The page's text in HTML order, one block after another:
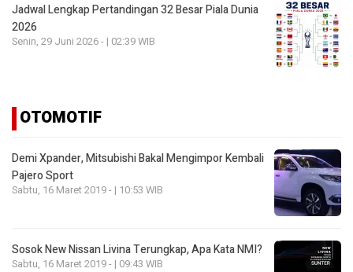
Jadwal Lengkap Pertandingan 32 Besar Piala Dunia
2026
Senin, 29 Juni 2026 - | 02:39 WIB
OTOMOTIF
Demi Xpander, Mitsubishi Bakal Mengimpor Kembali
Pajero Sport
Sabtu, 16 Maret 2019 - | 10:53 WIB
Sosok New Nissan Livina Terungkap, Apa Kata NMI?
Sabtu, 16 Maret 2019 - | 09:43 WIB